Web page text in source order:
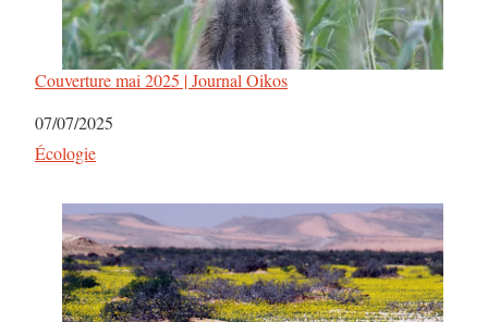
Couverture mai 2025 | Journal Oikos
Date
07/07/2025
Par rapport à
Écologie